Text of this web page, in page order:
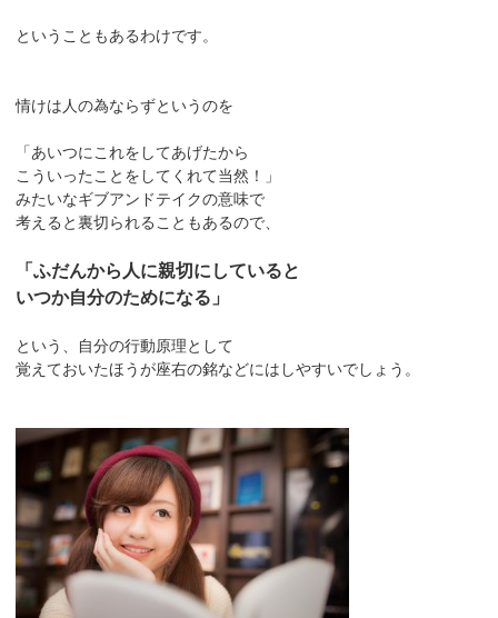
ということもあるわけです。
情けは人の為ならずというのを
「あいつにこれをしてあげたから
こういったことをしてくれて当然！」
みたいなギブアンドテイクの意味で
考えると裏切られることもあるので、
「ふだんから人に親切にしていると
いつか自分のためになる」
という、自分の行動原理として
覚えておいたほうが座右の銘などにはしやすいでしょう。